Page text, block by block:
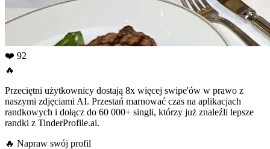
❤️ 92
🔥
Przeciętni użytkownicy dostają 8x więcej swipe'ów w prawo z
naszymi zdjęciami AI. Przestań marnować czas na aplikacjach
randkowych i dołącz do 60 000+ singli, którzy już znaleźli lepsze
randki z TinderProfile.ai.
🔥 Napraw swój profil